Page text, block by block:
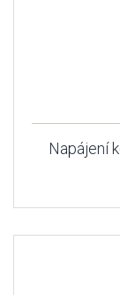
Napájení